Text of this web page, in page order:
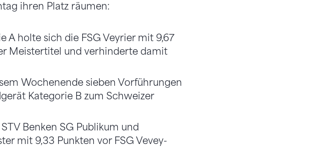
ihren Platz räumen:
A holte sich die FSG Veyrier mit 9,67
Meistertitel und verhinderte damit
Wochenende sieben Vorführungen
Kategorie B zum Schweizer
Benken SG Publikum und
mit 9,33 Punkten vor FSG Vevey-